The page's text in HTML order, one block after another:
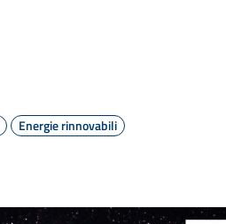
Energie rinnovabili